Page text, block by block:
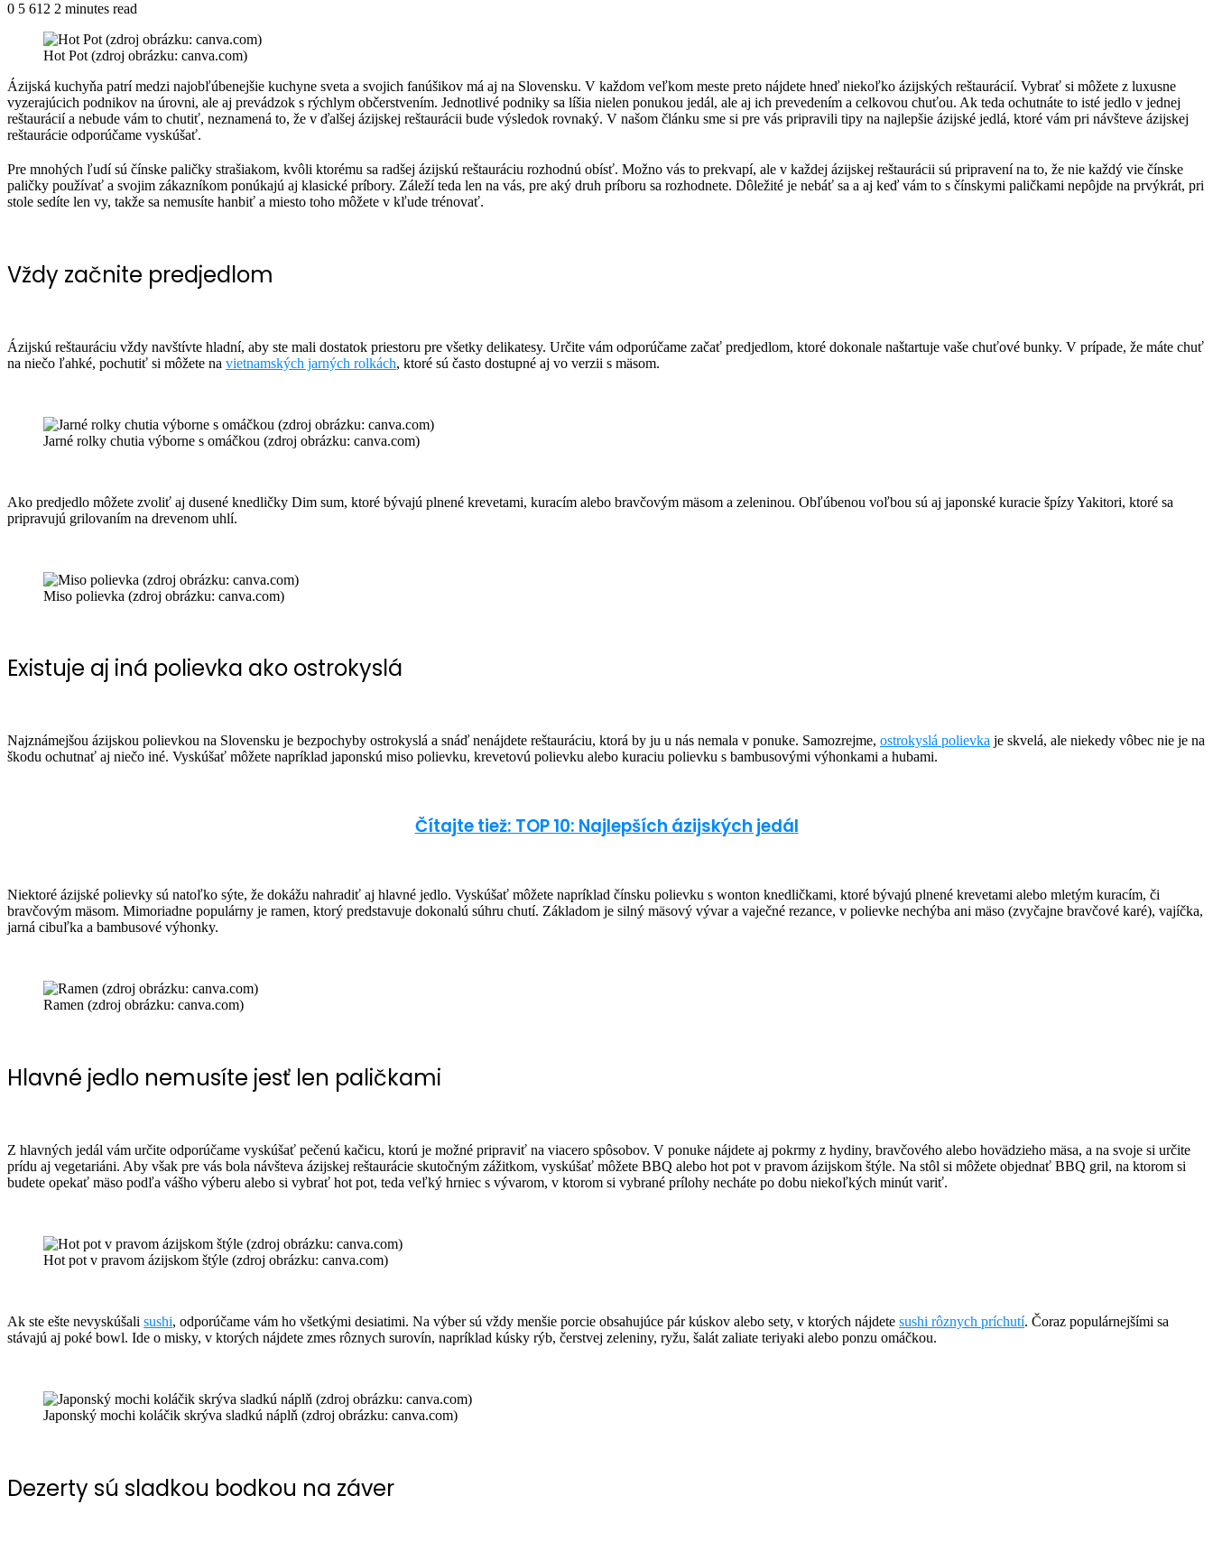
an
0 5 612 2 minutes read
Hot Pot (zdroj obrázku: canva.com)
Ázijská kuchyňa patrí medzi najobľúbenejšie kuchyne sveta a svojich fanúšikov má aj na Slovensku. V každom veľkom meste preto nájdete hneď niekoľko ázijských reštaurácií. Vybrať si môžete z luxusne
vyzerajúcich podnikov na úrovni, ale aj prevádzok s rýchlym občerstvením. Jednotlivé podniky sa líšia nielen ponukou jedál, ale aj ich prevedením a celkovou chuťou. Ak teda ochutnáte to isté jedlo v jednej
reštaurácií a nebude vám to chutiť, neznamená to, že v ďalšej ázijskej reštaurácii bude výsledok rovnaký. V našom článku sme si pre vás pripravili tipy na najlepšie ázijské jedlá, ktoré vám pri návšteve ázijskej
reštaurácie odporúčame vyskúšať.
Pre mnohých ľudí sú čínske paličky strašiakom, kvôli ktorému sa radšej ázijskú reštauráciu rozhodnú obísť. Možno vás to prekvapí, ale v každej ázijskej reštaurácii sú pripravení na to, že nie každý vie čínske
paličky používať a svojim zákazníkom ponúkajú aj klasické príbory. Záleží teda len na vás, pre aký druh príboru sa rozhodnete. Dôležité je nebáť sa a aj keď vám to s čínskymi paličkami nepôjde na prvýkrát, pri
stole sedíte len vy, takže sa nemusíte hanbiť a miesto toho môžete v kľude trénovať.
Vždy začnite predjedlom
Ázijskú reštauráciu vždy navštívte hladní, aby ste mali dostatok priestoru pre všetky delikatesy. Určite vám odporúčame začať predjedlom, ktoré dokonale naštartuje vaše chuťové bunky. V prípade, že máte chuť
na niečo ľahké, pochutiť si môžete na vietnamských jarných rolkách, ktoré sú často dostupné aj vo verzii s mäsom.
Jarné rolky chutia výborne s omáčkou (zdroj obrázku: canva.com)
Ako predjedlo môžete zvoliť aj dusené knedličky Dim sum, ktoré bývajú plnené krevetami, kuracím alebo bravčovým mäsom a zeleninou. Obľúbenou voľbou sú aj japonské kuracie špízy Yakitori, ktoré sa
pripravujú grilovaním na drevenom uhlí.
Miso polievka (zdroj obrázku: canva.com)
Existuje aj iná polievka ako ostrokyslá
Najznámejšou ázijskou polievkou na Slovensku je bezpochyby ostrokyslá a snáď nenájdete reštauráciu, ktorá by ju u nás nemala v ponuke. Samozrejme, ostrokyslá polievka je skvelá, ale niekedy vôbec nie je na
škodu ochutnať aj niečo iné. Vyskúšať môžete napríklad japonskú miso polievku, krevetovú polievku alebo kuraciu polievku s bambusovými výhonkami a hubami.
Čítajte tiež: TOP 10: Najlepších ázijských jedál
Niektoré ázijské polievky sú natoľko sýte, že dokážu nahradiť aj hlavné jedlo. Vyskúšať môžete napríklad čínsku polievku s wonton knedličkami, ktoré bývajú plnené krevetami alebo mletým kuracím, či
bravčovým mäsom. Mimoriadne populárny je ramen, ktorý predstavuje dokonalú súhru chutí. Základom je silný mäsový vývar a vaječné rezance, v polievke nechýba ani mäso (zvyčajne bravčové karé), vajíčka,
jarná cibuľka a bambusové výhonky.
Ramen (zdroj obrázku: canva.com)
Hlavné jedlo nemusíte jesť len paličkami
Z hlavných jedál vám určite odporúčame vyskúšať pečenú kačicu, ktorú je možné pripraviť na viacero spôsobov. V ponuke nájdete aj pokrmy z hydiny, bravčového alebo hovädzieho mäsa, a na svoje si určite
prídu aj vegetariáni. Aby však pre vás bola návšteva ázijskej reštaurácie skutočným zážitkom, vyskúšať môžete BBQ alebo hot pot v pravom ázijskom štýle. Na stôl si môžete objednať BBQ gril, na ktorom si
budete opekať mäso podľa vášho výberu alebo si vybrať hot pot, teda veľký hrniec s vývarom, v ktorom si vybrané prílohy necháte po dobu niekoľkých minút variť.
Hot pot v pravom ázijskom štýle (zdroj obrázku: canva.com)
Ak ste ešte nevyskúšali sushi, odporúčame vám ho všetkými desiatimi. Na výber sú vždy menšie porcie obsahujúce pár kúskov alebo sety, v ktorých nájdete sushi rôznych príchutí. Čoraz populárnejšími sa
stávajú aj poké bowl. Ide o misky, v ktorých nájdete zmes rôznych surovín, napríklad kúsky rýb, čerstvej zeleniny, ryžu, šalát zaliate teriyaki alebo ponzu omáčkou.
Japonský mochi koláčik skrýva sladkú náplň (zdroj obrázku: canva.com)
Dezerty sú sladkou bodkou na záver